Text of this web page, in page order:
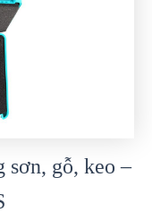
sơn, gỗ, keo –